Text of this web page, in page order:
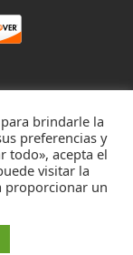
brindarle la
preferencias y
todo», acepta el
visitar la
proporcionar un